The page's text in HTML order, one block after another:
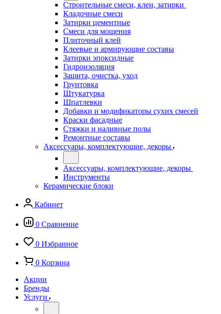
Строительные смеси, клеи, затирки
Кладочные смеси
Затирки цементные
Смеси для мощения
Плиточный клей
Клеевые и армирующие составы
Затирки эпоксидные
Гидроизоляция
Защита, очистка, уход
Грунтовка
Штукатурка
Шпатлевки
Добавки и модификаторы сухих смесей
Краски фасадные
Стяжки и наливные полы
Ремонтные составы
Аксессуары, комплектующие, декоры
Аксессуары, комплектующие, декоры
Инструменты
Керамические блоки
Кабинет
0 Сравнение
0 Избранное
0 Корзина
Акции
Бренды
Услуги